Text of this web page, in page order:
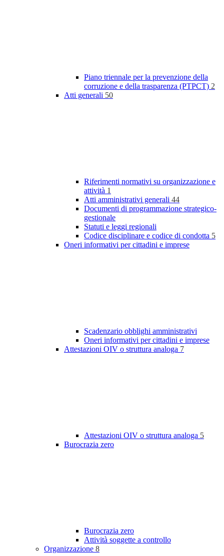
Piano triennale per la prevenzione della
corruzione e della trasparenza (PTPCT) 2
Atti generali 50
Riferimenti normativi su organizzazione e
attività 1
Atti amministrativi generali 44
Documenti di programmazione strategico-
gestionale
Statuti e leggi regionali
Codice disciplinare e codice di condotta 5
Oneri informativi per cittadini e imprese
Scadenzario obblighi amministrativi
Oneri informativi per cittadini e imprese
Attestazioni OIV o struttura analoga 7
Attestazioni OIV o struttura analoga 5
Burocrazia zero
Burocrazia zero
Attività soggette a controllo
Organizzazione 8